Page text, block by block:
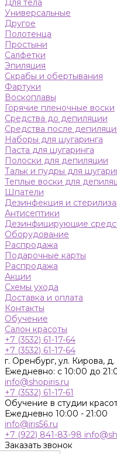
Для тела
Универсальные
Другое
Полотенца
Простыни
Салфетки
Эпиляция
Скрабы и обертывания
Фартуки
Воскоплавы
Горячие пленочные воски
Средства до депиляции
Средства после
Наборы для шугаринга
Паста для шугаринга
Полоски для депиляции
Тальк и пудры для
Теплые воски для
Шпатели
Дезинфекция и
Антисептики
Дезинфицирующие
Оборудование
Распродажа
Подарочные карты
Распродажа
Акции
Схемы ухода
Доставка и оплата
Контакты
Обучение
Салон красоты
+7 (3532) 61-17-64
+7 (3532) 61-17-64
г. Оренбург, ул. Кирова,
Ежедневно: с 10:00 до
info@shopiris.ru
+7 (3532) 61-17-61
Обучение в студии
Ежедневно 10:00 - 21:00
info@iris56.ru
+7 (922) 841-83-98
Заказать звонок